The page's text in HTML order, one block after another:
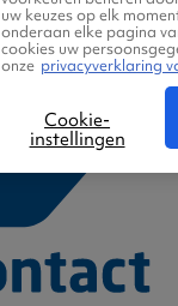
uw keuzes op elk
onderaan elke pagina
cookies uw
onze privacyverklaring
Cookie-
instellingen